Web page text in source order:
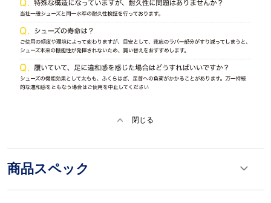
閉じる
商品スペック